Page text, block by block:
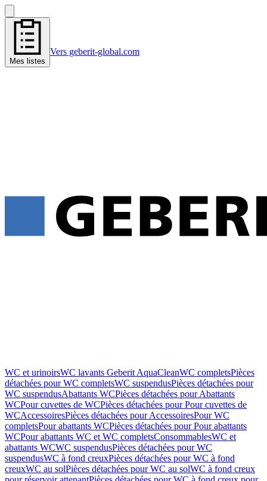
Mes listes
Vers geberit-global.com
WC et urinoirsWC lavants Geberit AquaCleanWC completsPièces
détachées pour WC completsWC suspendusPièces détachées pour
WC suspendusAbattants WCPièces détachées pour Abattants
WCPour cuvettes de WCPièces détachées pour Pour cuvettes de
WCAccessoiresPièces détachées pour AccessoiresPour WC
completsPour abattants WCPièces détachées pour Pour abattants
WCPour abattants WC et WC completsConsommablesWC et
abattants WCWC suspendusPièces détachées pour WC
suspendusWC à fond creuxPièces détachées pour WC à fond
creuxWC au solPièces détachées pour WC au solWC à fond creux